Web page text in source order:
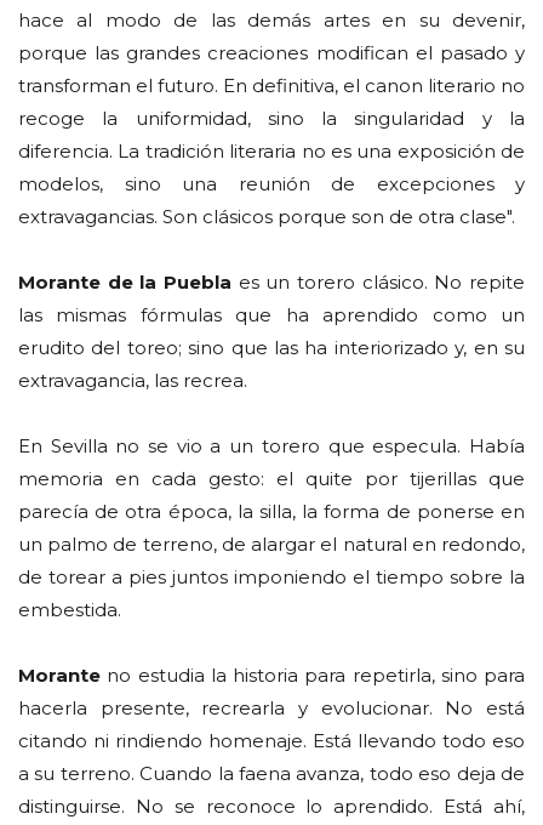
hace al modo de las demás artes en su devenir,
porque las grandes creaciones modifican el pasado y
transforman el futuro. En definitiva, el canon literario no
recoge la uniformidad, sino la singularidad y la
diferencia. La tradición literaria no es una exposición de
modelos, sino una reunión de excepciones y
extravagancias. Son clásicos porque son de otra clase".
Morante de la Puebla es un torero clásico. No repite
las mismas fórmulas que ha aprendido como un
erudito del toreo; sino que las ha interiorizado y, en su
extravagancia, las recrea.
En Sevilla no se vio a un torero que especula. Había
memoria en cada gesto: el quite por tijerillas que
parecía de otra época, la silla, la forma de ponerse en
un palmo de terreno, de alargar el natural en redondo,
de torear a pies juntos imponiendo el tiempo sobre la
embestida.
Morante no estudia la historia para repetirla, sino para
hacerla presente, recrearla y evolucionar. No está
citando ni rindiendo homenaje. Está llevando todo eso
a su terreno. Cuando la faena avanza, todo eso deja de
distinguirse. No se reconoce lo aprendido. Está ahí,